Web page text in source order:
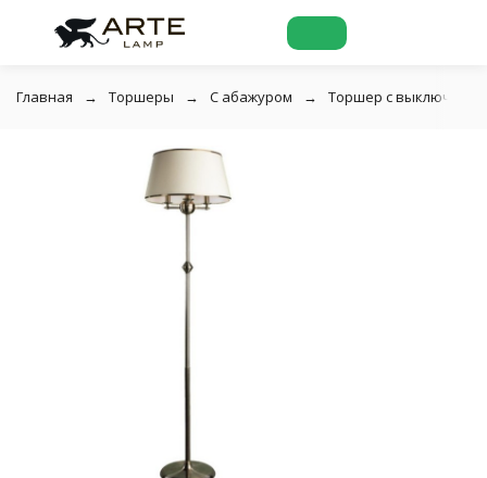
Главная Торшеры С абажуром Торшер с